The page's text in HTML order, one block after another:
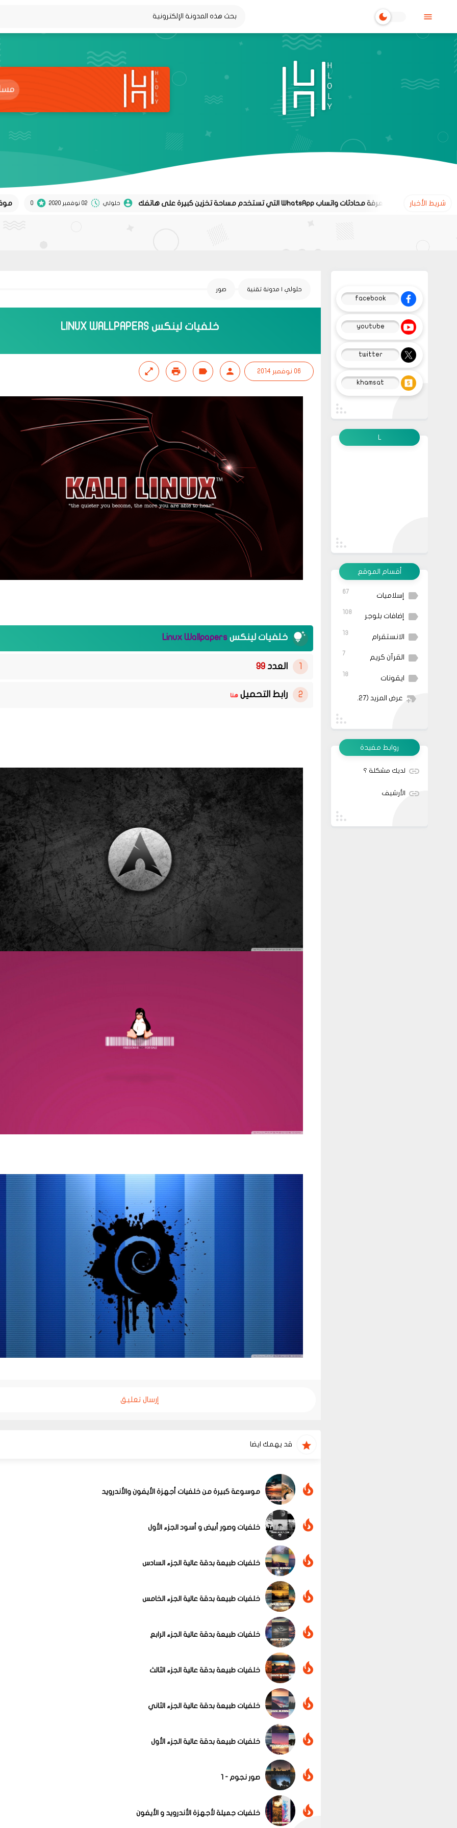
شريط الأخبار
طريقة معرفة محادثات واتساب WhatsApp التي تستخدم مساحة تخزين كبيرة على هاتفك حلولي 02 نوفمبر 2020 0 موقع Koel لتحويل تغريدات twitter إلى منشورات instagram
حلولي | مدونة تقنية صور
خلفيات لينكس‬ LINUX WALLPAPERS
06 نوفمبر 2014
خلفيات لينكس‬ Linux Wallpapers
العدد 99
رابط التحميل هنا
إرسال تعليق
قد يهمك ايضا
عرض الكل
موسوعة كبيرة من خلفيات أجهزة الأيفون والأندرويد
خلفيات وصور أبيض و أسود الجزء الأول
خلفيات طبيعة بدقة عالية الجزء السادس
خلفيات طبيعة بدقة عالية الجزء الخامس
خلفيات طبيعة بدقة عالية الجزء الرابع
خلفيات طبيعة بدقة عالية الجزء الثالث
خلفيات طبيعة بدقة عالية الجزء الثاني
خلفيات طبيعة بدقة عالية الجزء الأول
صور نجوم - 1
خلفيات جميلة لأجهزة الأندرويد و الأيفون
facebook
youtube
twitter
khamsat
L
أقسام الموقع
إسلاميات 67
إضافات بلوجر 108
الانستقرام 13
القرآن كريم 7
ايقونات 18
عرض المزيد (27)
روابط مفيدة
لديك مشكلة ؟
الأرشيف